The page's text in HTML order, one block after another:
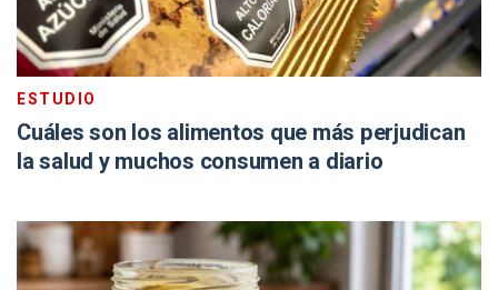
ESTUDIO
Cuáles son los alimentos que más perjudican
la salud y muchos consumen a diario